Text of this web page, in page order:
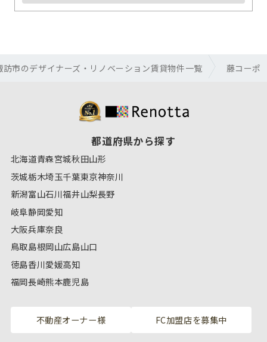
訪市のデザイナーズ・リノベーション賃貸物件一覧 藤コーポ
都道府県から探す
北海道青森宮城秋田山形
茨城栃木埼玉千葉東京神奈川
新潟富山石川福井山梨長野
岐阜静岡愛知
大阪兵庫奈良
鳥取島根岡山広島山口
徳島香川愛媛高知
福岡長崎熊本鹿児島
不動産オーナー様 FC加盟店を募集中